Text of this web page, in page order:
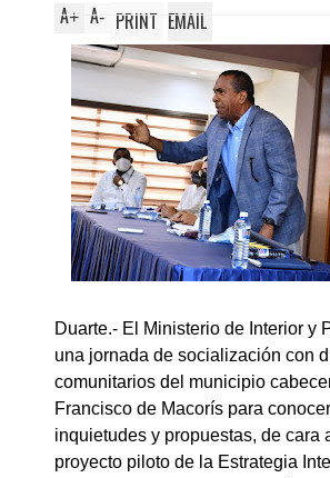
A+ A- PRINT EMAIL
Duarte.- El Ministerio de Interior y
una jornada de socialización con
comunitarios del municipio
Francisco de Macorís para
inquietudes y propuestas, de cara
proyecto piloto de la Estrategia